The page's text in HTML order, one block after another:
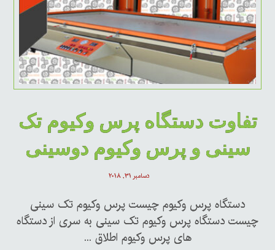
تفاوت دستگاه پرس وکیوم تک
سینی و پرس وکیوم دوسینی
دسامبر ۳۱, ۲۰۱۸
دستگاه پرس وکیوم چیست پرس وکیوم تک سینی
چیست دستگاه پرس وکیوم تک سینی به سری از دستگاه
های پرس وکیوم اطلاق ...